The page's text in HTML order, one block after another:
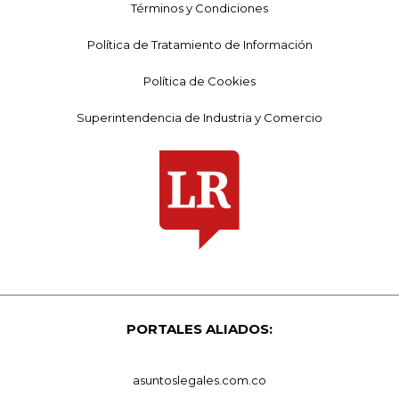
Términos y Condiciones
Política de Tratamiento de Información
Política de Cookies
Superintendencia de Industria y Comercio
PORTALES ALIADOS:
asuntoslegales.com.co